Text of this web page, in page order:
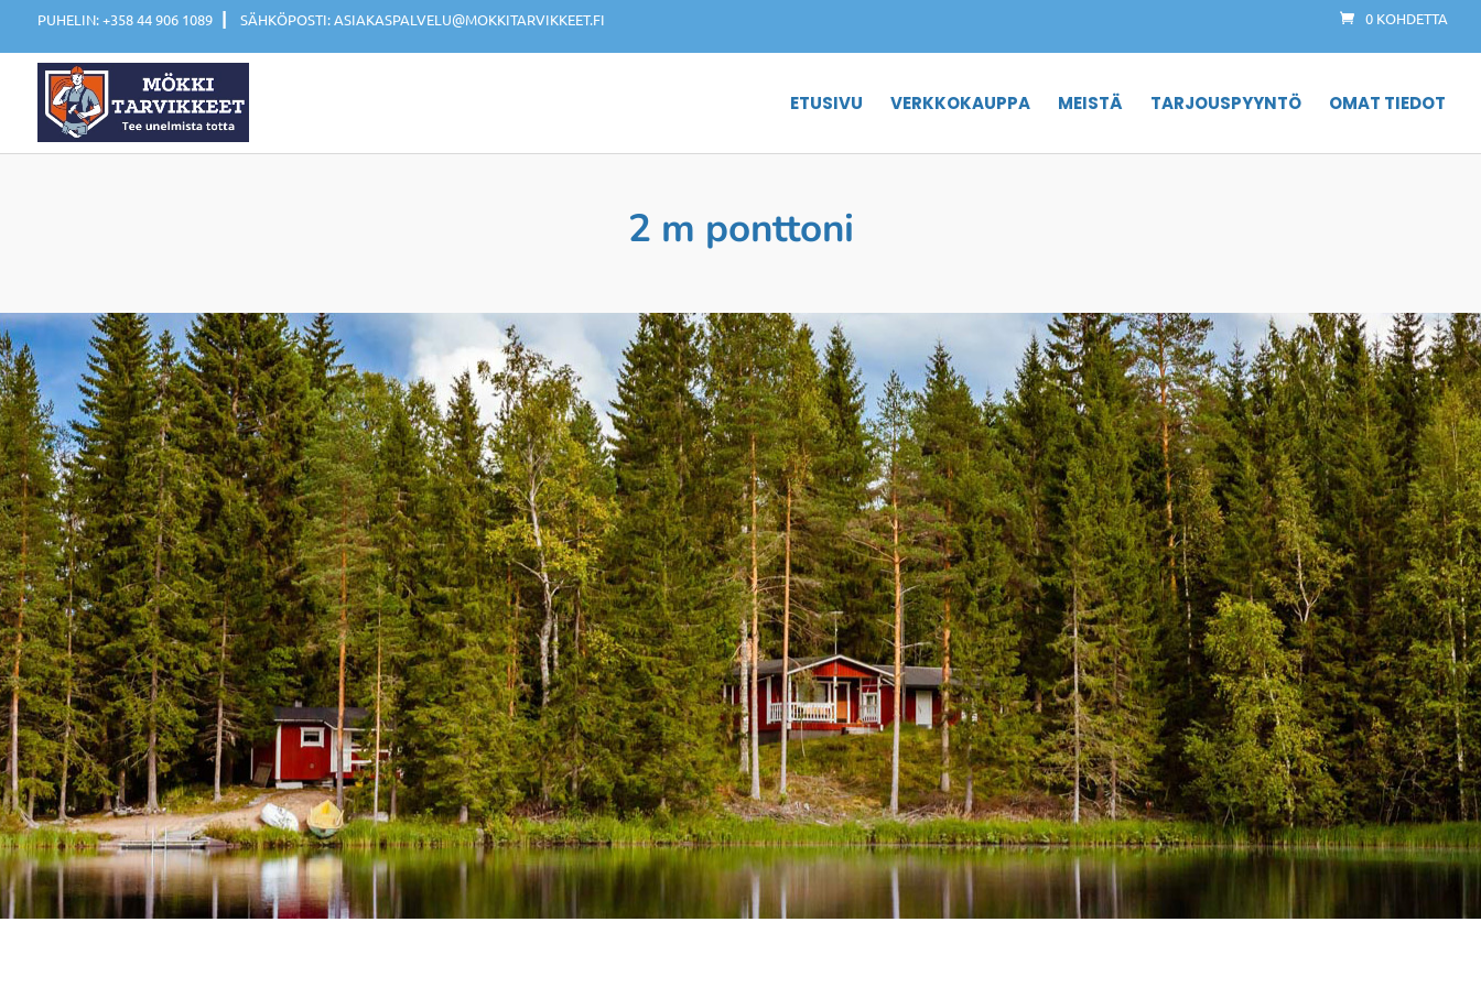
PUHELIN: +358 44 906 1089 | SÄHKÖPOSTI: ASIAKASPALVELU@MOKKITARVIKKEET.FI 0 KOHDETTA
ETUSIVU VERKKOKAUPPA MEISTÄ TARJOUSPYYNTÖ OMAT TIEDOT
2 m ponttoni